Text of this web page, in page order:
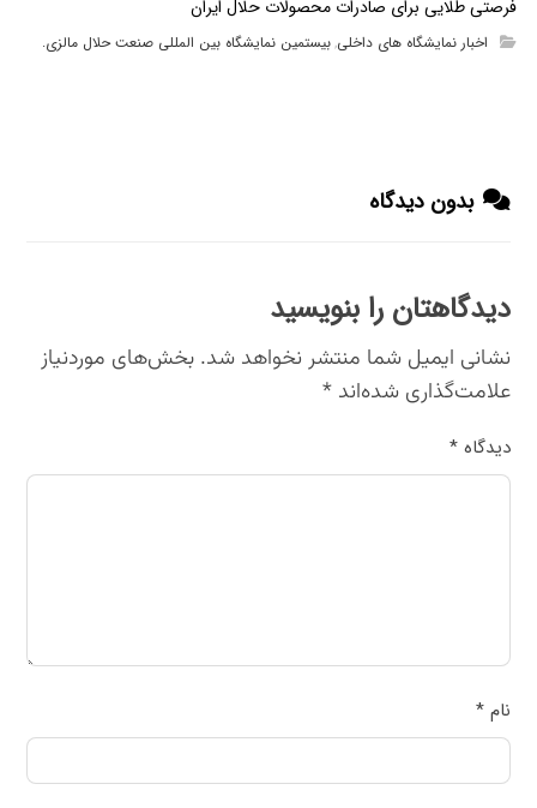
فرصتی طلایی برای صادرات محصولات حلال ایران
اخبار نمایشگاه های داخلی,بیستمین نمایشگاه بین المللی صنعت حلال مالزی.
بدون دیدگاه
دیدگاهتان را بنویسید
نشانی ایمیل شما منتشر نخواهد شد. بخش‌های موردنیاز
علامت‌گذاری شده‌اند*
دیدگاه*
نام*